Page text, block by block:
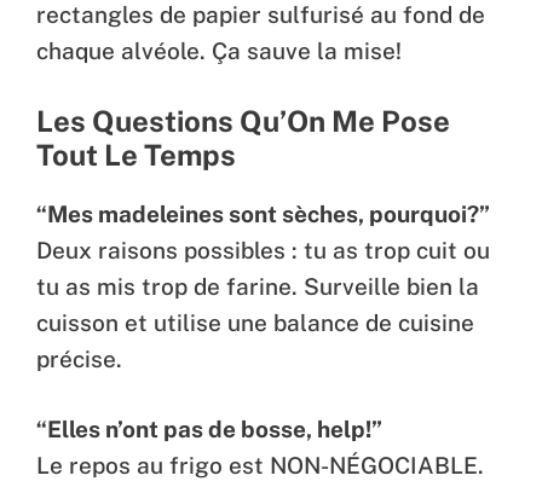
rectangles de papier sulfurisé au fond de
chaque alvéole. Ça sauve la mise!
Les Questions Qu’On Me Pose
Tout Le Temps
“Mes madeleines sont sèches, pourquoi?”
Deux raisons possibles : tu as trop cuit ou
tu as mis trop de farine. Surveille bien la
cuisson et utilise une balance de cuisine
précise.
“Elles n’ont pas de bosse, help!”
Le repos au frigo est NON-NÉGOCIABLE.